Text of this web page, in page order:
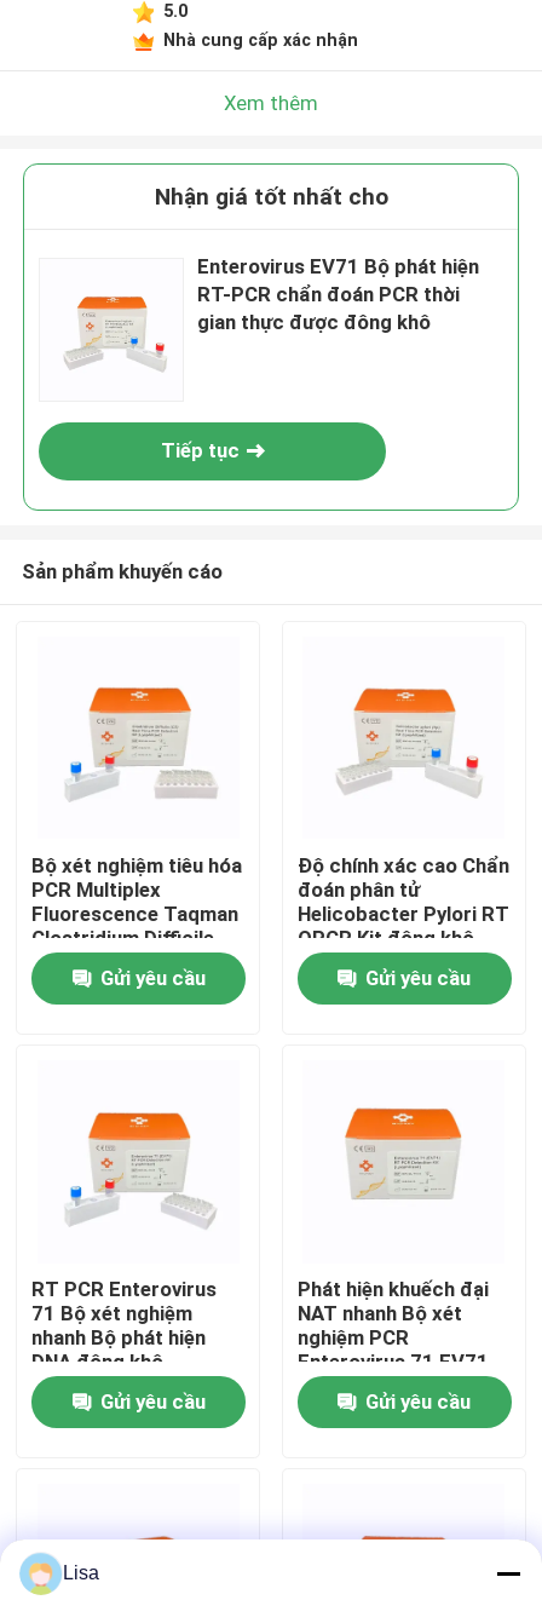
Nhà
Các sản phẩm
Hướng dẫn VR
Về chúng tôi
Tham quan nhà máy
Kiểm soát chất lượng
Liên hệ chúng tôi
Các trường hợp
5.0
Nhà cung cấp xác nhận
Xem thêm
Nhận giá tốt nhất cho
Enterovirus EV71 Bộ phát hiện
RT-PCR chẩn đoán PCR thời
gian thực được đông khô
Tiếp tục
Sản phẩm khuyến cáo
Bộ xét nghiệm tiêu hóa
PCR Multiplex
Fluorescence Taqman
Clostridium Difficile
PCR
Gửi yêu cầu
Độ chính xác cao Chẩn
đoán phân tử
Helicobacter Pylori RT
QPCR Kit đông khô
Gửi yêu cầu
RT PCR Enterovirus
71 Bộ xét nghiệm
nhanh Bộ phát hiện
DNA đông khô
Gửi yêu cầu
Phát hiện khuếch đại
NAT nhanh Bộ xét
nghiệm PCR
Enterovirus 71 EV71
RT được đông khô
Gửi yêu cầu
Lisa